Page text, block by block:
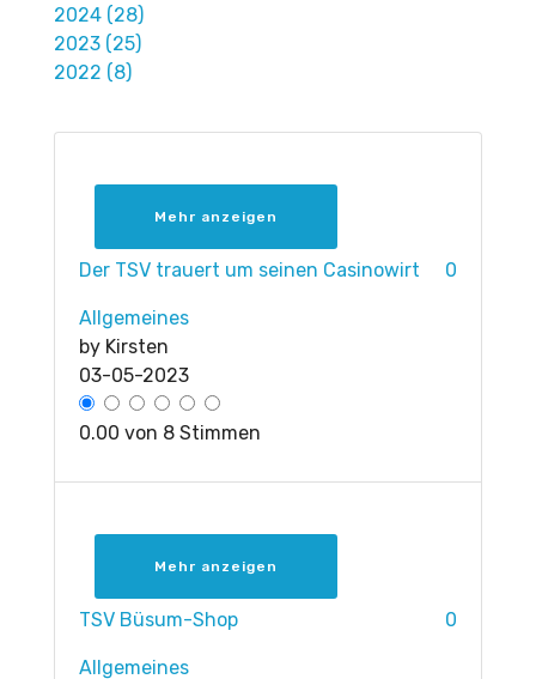
2024 (28)
2023 (25)
2022 (8)
Mehr anzeigen
0
Der TSV trauert um seinen Casinowirt
Allgemeines
by Kirsten
03-05-2023
0.00 von 8 Stimmen
Mehr anzeigen
0
TSV Büsum-Shop
Allgemeines